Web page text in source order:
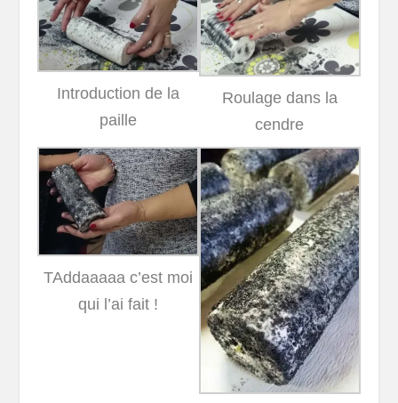
Introduction de la
paille
Roulage dans la
cendre
TAddaaaaa c’est moi
qui l’ai fait !